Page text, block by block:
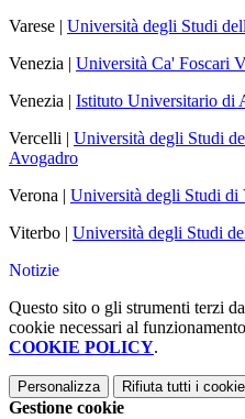
Varese | Università degli Studi
Venezia | Università Ca' Foscari
Venezia | Istituto Universitario di
Vercelli | Università degli Studi
Avogadro
Verona | Università degli Studi di
Viterbo | Università degli Studi
Notizie
Questo sito o gli strumenti terzi
cookie necessari al
COOKIE POLICY.
Personalizza Rifiuta tutti i
Gestione cookie